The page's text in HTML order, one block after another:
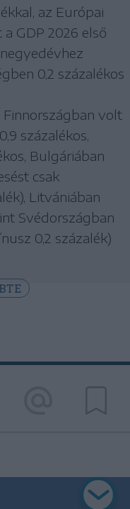
az Európai
GDP 2026 első
0,2 százalékos
Finnországban volt
százalékos,
Bulgáriában
csak
Litvániában
Svédországban
0,2 százalék)